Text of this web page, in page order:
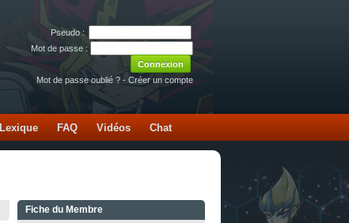
Pseudo :
Mot de passe :
Mot de passe oublié ? - Créer un compte
Lexique FAQ Vidéos Chat
Fiche du Membre